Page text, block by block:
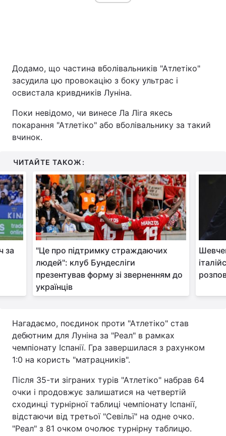
Додамо, що частина вболівальників "Атлетіко"
засудила цю провокацію з боку ультрас і
освистала кривдників Луніна.
Поки невідомо, чи винесе Ла Ліга якесь
покарання "Атлетіко" або вболівальнику за такий
вчинок.
ЧИТАЙТЕ ТАКОЖ:
за
"Це про підтримку страждаючих
людей": клуб Бундесліги
презентував форму зі зверненням до
українців
Нагадаємо, поєдинок проти "Атлетіко" став
дебютним для Луніна за "Реал" в рамках
чемпіонату Іспанії. Гра завершилася з рахунком
1:0 на користь "матрацників".
Після 35-ти зіграних турів "Атлетіко" набрав 64
очки і продовжує залишатися на четвертій
сходинці турнірної таблиці чемпіонату Іспанії,
відстаючи від третьої "Севільї" на одне очко.
"Реал" з 81 очком очолює турнірну таблицю.